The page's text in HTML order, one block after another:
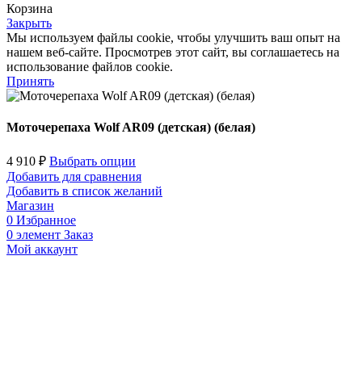
Корзина
Закрыть
Мы используем файлы cookie, чтобы улучшить ваш опыт на
нашем веб-сайте. Просмотрев этот сайт, вы соглашаетесь на
использование файлов cookie.
Принять
Моточерепаха Wolf AR09 (детская) (белая)
4 910 ₽ Выбрать опции
Добавить для сравнения
Добавить в список желаний
Магазин
0 Избранное
0 элемент Заказ
Мой аккаунт